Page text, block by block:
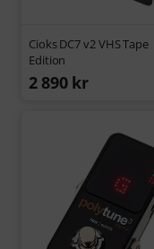
Cioks DC7 v2 VHS Tape
Edition
2 890 kr